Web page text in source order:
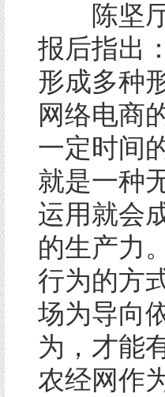
陈坚厅
报后指出
形成多种
网络电商
一定时间
就是一种
运用就会
的生产力
行为的方
场为导向
为，才能
农经网作